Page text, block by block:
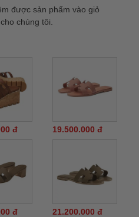
được sản phẩm vào giỏ
cho chúng tôi.
đ 19.500.000 đ
đ 21.200.000 đ